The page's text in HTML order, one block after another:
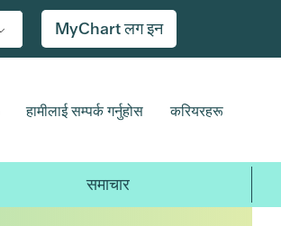
MyChart लग इन
हामीलाई सम्पर्क गर्नुहोस करियरहरू
समाचार